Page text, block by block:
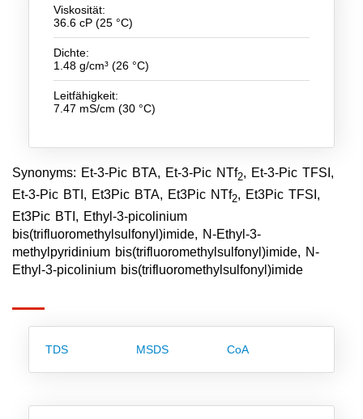
Über Uns
Unternehmen
Team
Investor Relations
Viskosität:
36.6 cP (25 °C)
Dichte:
1.48 g/cm³ (26 °C)
Leitfähigkeit:
7.47 mS/cm (30 °C)
Synonyms: Et-3-Pic BTA, Et-3-Pic NTf2, Et-3-Pic TFSI,
Et-3-Pic BTI, Et3Pic BTA, Et3Pic NTf2, Et3Pic TFSI,
Et3Pic BTI, Ethyl-3-picolinium
bis(trifluoromethylsulfonyl)imide, N-Ethyl-3-
methylpyridinium bis(trifluoromethylsulfonyl)imide, N-
Ethyl-3-picolinium bis(trifluoromethylsulfonyl)imide
TDS MSDS CoA